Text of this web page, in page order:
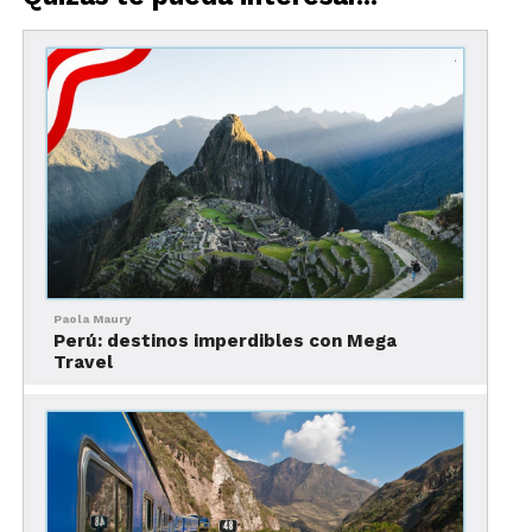
que lo mantiene bajo estricta vigilancia como
Patrimonio de la Humanidad.
Paola Maury
Perú: destinos imperdibles con Mega
Travel